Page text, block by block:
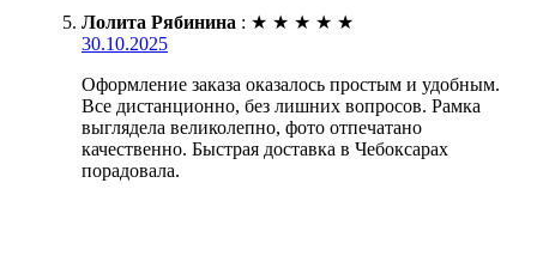
Лолита Рябинина : ★ ★ ★ ★ ★
30.10.2025
Оформление заказа оказалось простым и удобным.
Все дистанционно, без лишних вопросов. Рамка
выглядела великолепно, фото отпечатано
качественно. Быстрая доставка в Чебоксарах
порадовала.